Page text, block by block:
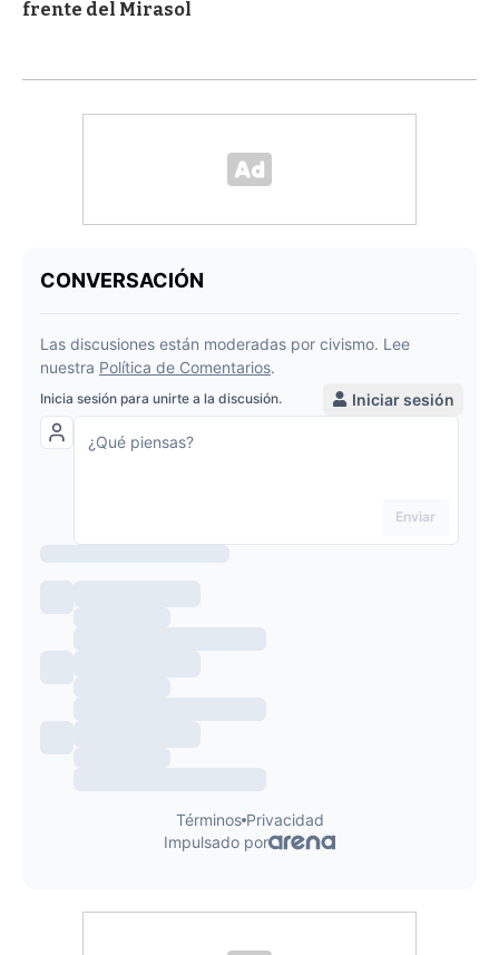
frente del Mirasol